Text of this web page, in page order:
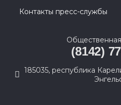
Контакты пресс-службы
(8142)
185035, республика